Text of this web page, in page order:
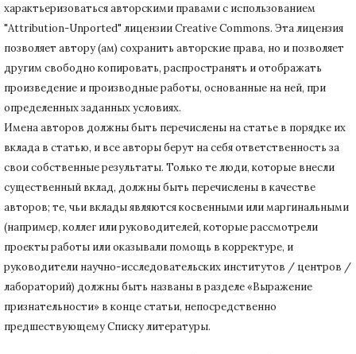
характьеризоваться авторскими правами с использованием
"Attribution-Unported" лицензии Creative Commons. Эта лицензия
позволяет автору (ам) сохранить авторские права, но и позволяет
другим свободно копировать, распространять и отображать
произведение и производные работы, основанные на ней, при
определенных заданных условиях.
Имена авторов должны быть перечислены на статье в порядке их
вклада в статью, и все авторы берут на себя ответственность за
свои собственные результаты. Только те люди, которые внесли
существенный вклад, должны быть перечислены в качестве
авторов; те, чьи вклады являются косвенными или маргинальными
(например, коллег или руководителей, которые рассмотрели
проекты работы или оказывали помощь в корректуре, и
руководители научно-исследовательских институтов / центров /
лабораторий) должны быть названы в разделе «Выражение
признательности» в конце статьи, непосредственно
предшествующему Списку литературы.